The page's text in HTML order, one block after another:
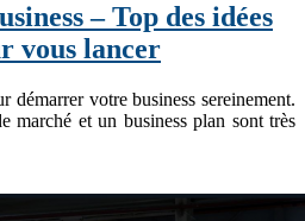
– Top des idées
vous lancer
démarrer votre business sereinement.
marché et un business plan sont très